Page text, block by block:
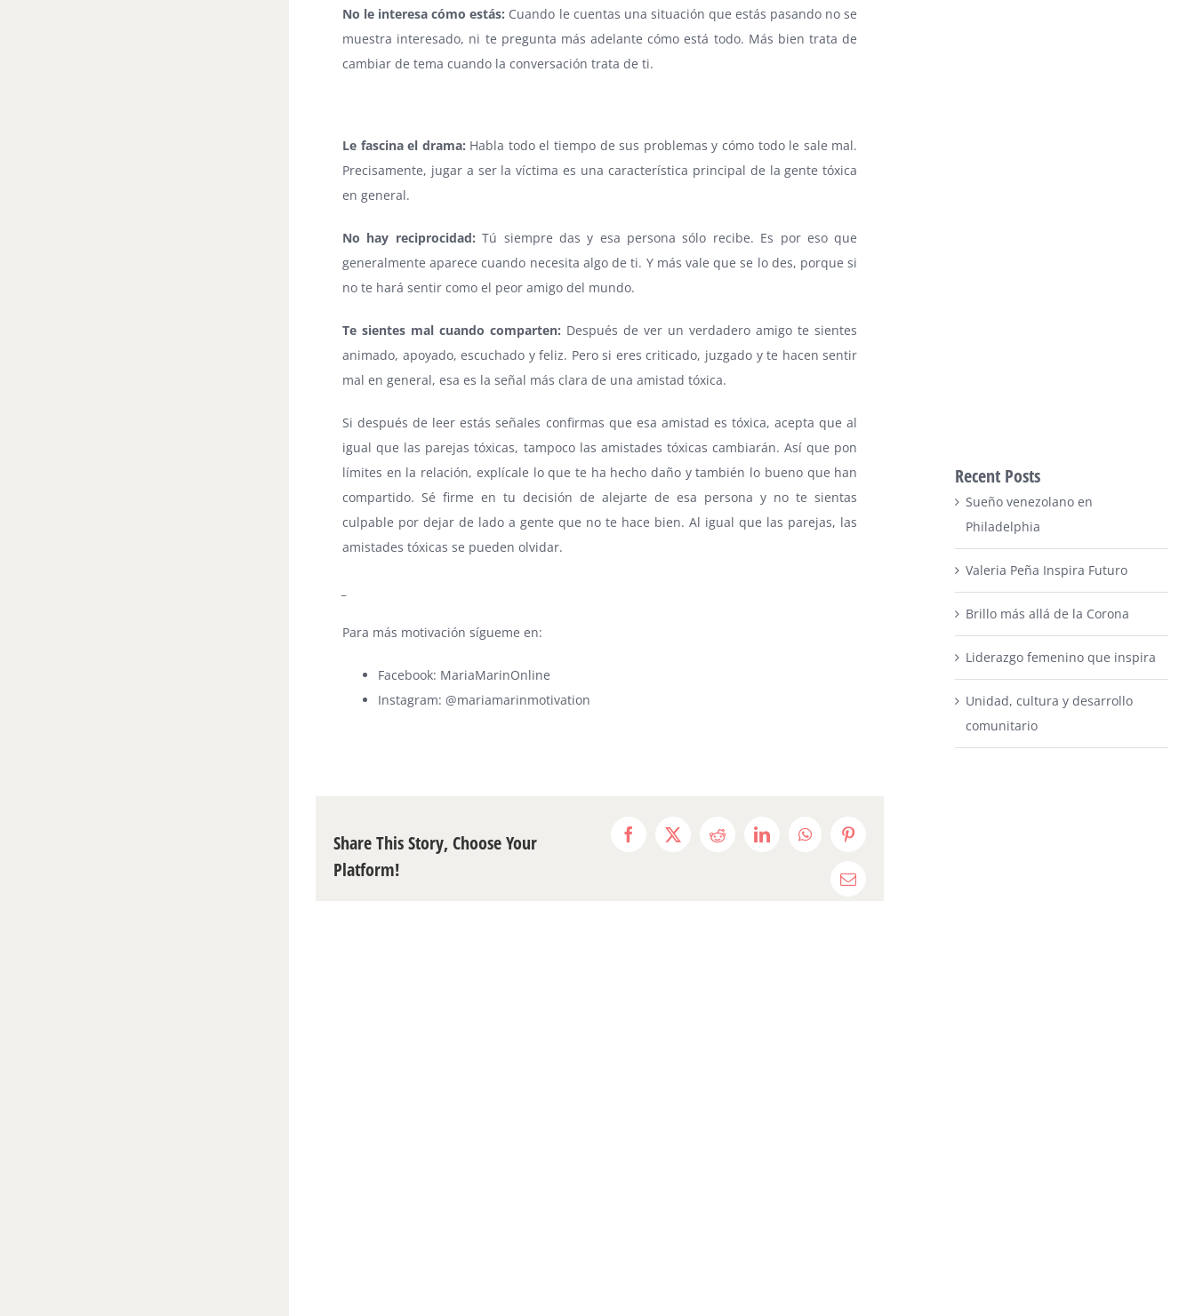
No le interesa cómo estás: Cuando le cuentas una situación que estás pasando no se
muestra interesado, ni te pregunta más adelante cómo está todo. Más bien trata de
cambiar de tema cuando la conversación trata de ti.
Le fascina el drama: Habla todo el tiempo de sus problemas y cómo todo le sale mal.
Precisamente, jugar a ser la víctima es una característica principal de la gente tóxica
en general.
No hay reciprocidad: Tú siempre das y esa persona sólo recibe. Es por eso que
generalmente aparece cuando necesita algo de ti. Y más vale que se lo des, porque si
no te hará sentir como el peor amigo del mundo.
Te sientes mal cuando comparten: Después de ver un verdadero amigo te sientes
animado, apoyado, escuchado y feliz. Pero si eres criticado, juzgado y te hacen sentir
mal en general, esa es la señal más clara de una amistad tóxica.
Si después de leer estás señales confirmas que esa amistad es tóxica, acepta que al
igual que las parejas tóxicas, tampoco las amistades tóxicas cambiarán. Así que pon
límites en la relación, explícale lo que te ha hecho daño y también lo bueno que han
compartido. Sé firme en tu decisión de alejarte de esa persona y no te sientas
culpable por dejar de lado a gente que no te hace bien. Al igual que las parejas, las
amistades tóxicas se pueden olvidar.
Para más motivación sígueme en:
Facebook: MariaMarinOnline
Instagram: @mariamarinmotivation
Share This Story, Choose Your
Platform!
Facebook
X Reddit LinkedInWhatsAppPinterest
Email
Recent Posts
Sueño venezolano en
Philadelphia
Valeria Peña Inspira Futuro
Brillo más allá de la Corona
Liderazgo femenino que inspira
Unidad, cultura y desarrollo
comunitario